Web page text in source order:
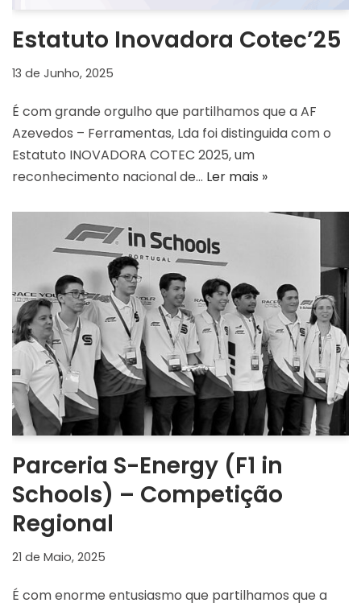
Estatuto Inovadora Cotec’25
13 de Junho, 2025
É com grande orgulho que partilhamos que a AF
Azevedos – Ferramentas, Lda foi distinguida com o
Estatuto INOVADORA COTEC 2025, um
reconhecimento nacional de… Ler mais »
Parceria S-Energy (F1 in
Schools) – Competição
Regional
21 de Maio, 2025
É com enorme entusiasmo que partilhamos que a